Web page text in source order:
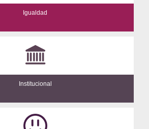
Igualdad
Institucional